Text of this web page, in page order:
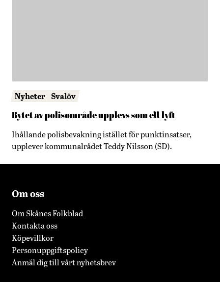
Nyheter Svalöv
Bytet av polisområde upplevs som ett lyft
Ihållande polisbevakning istället för punktinsatser,
upplever kommunalrådet Teddy Nilsson (SD).
Om oss
Om Skånes Folkblad
Kontakta oss
Köpevillkor
Personuppgiftspolicy
Anmäl dig till vårt nyhetsbrev